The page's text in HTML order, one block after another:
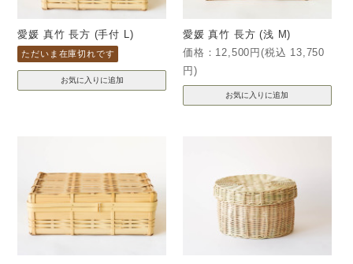
愛媛 真竹 長方 (手付 L)
ただいま在庫切れです
愛媛 真竹 長方 (浅 M)
価格：12,500円(税込 13,750
円)